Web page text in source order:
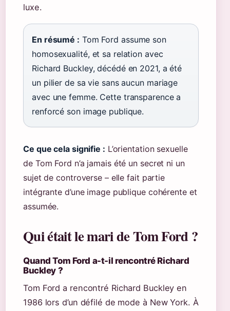
luxe.
En résumé : Tom Ford assume son
homosexualité, et sa relation avec
Richard Buckley, décédé en 2021, a été
un pilier de sa vie sans aucun mariage
avec une femme. Cette transparence a
renforcé son image publique.
Ce que cela signifie : L’orientation sexuelle
de Tom Ford n’a jamais été un secret ni un
sujet de controverse – elle fait partie
intégrante d’une image publique cohérente et
assumée.
Qui était le mari de Tom Ford ?
Quand Tom Ford a-t-il rencontré Richard
Buckley ?
Tom Ford a rencontré Richard Buckley en
1986 lors d’un défilé de mode à New York. À